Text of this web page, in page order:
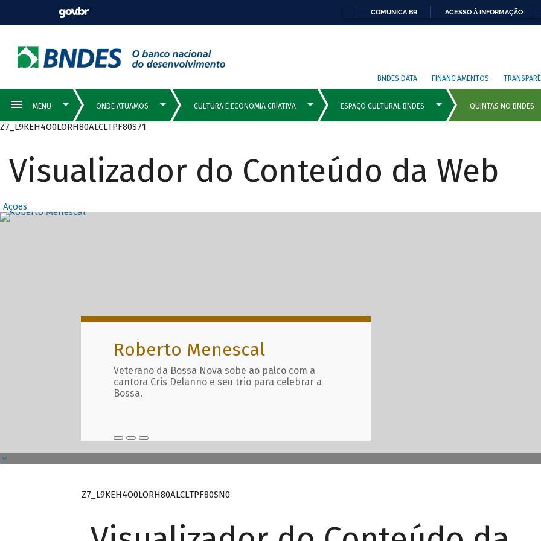
COMUNICA BR ACESSO À INFORMAÇÃO
BNDES DATA FINANCIAMENTOS
Z7_L9KEH4O0LORH80ALCLTPF80S71
Visualizador do Conteúdo da Web
Ações
Destaques Principais com
Roberto Menescal
Veterano da Bossa Nova sobe ao palco com a
cantora Cris Delanno e seu trio para celebrar a
Bossa.
Z7_L9KEH4O0LORH80ALCLTPF80SN0